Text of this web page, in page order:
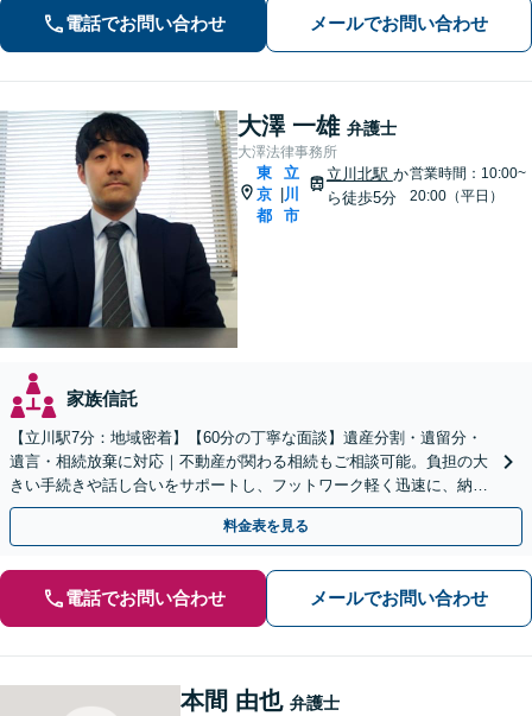
専門性の高い弁護士が寄り添い解決を
サポートします。
電話でお問い合わせ メールでお問い合わせ
大澤 一雄 弁護士
大澤法律事務所
東
京
都
立
川
市
立川北駅 か
ら徒歩5分
営業時間：10:00~
20:00（平日）
家族信託
【立川駅7分：地域密着】【60分の丁寧な面談】遺産分割・遺留分・
遺言・相続放棄に対応｜不動産が関わる相続もご相談可能。負担の大
きい手続きや話し合いをサポートし、フットワーク軽く迅速に、納得
できる解決を目指します【電話・WEB相談可】
料金表を見る
電話でお問い合わせ メールでお問い合わせ
本間 由也 弁護士